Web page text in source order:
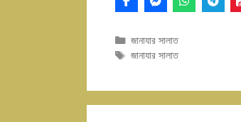
Categories
জানাযার সালাত
Tags
জানাযার সালাত